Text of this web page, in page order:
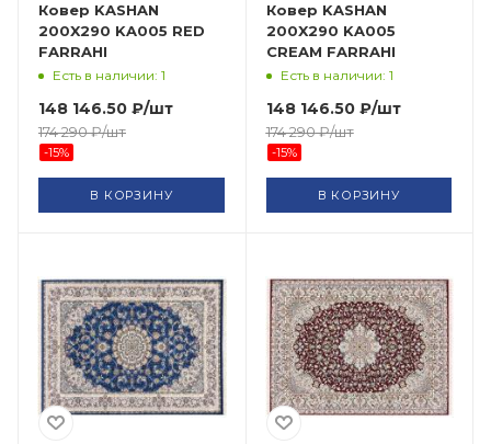
Ковер KASHAN
200X290 KA005 RED
FARRAHI
Есть в наличии: 1
148 146.50 ₽/шт
174 290₽/шт
-15%
В КОРЗИНУ
Ковер KASHAN
200X290 KA005
CREAM FARRAHI
Есть в наличии: 1
148 146.50₽/шт
174 290₽/шт
-15%
В КОРЗИНУ